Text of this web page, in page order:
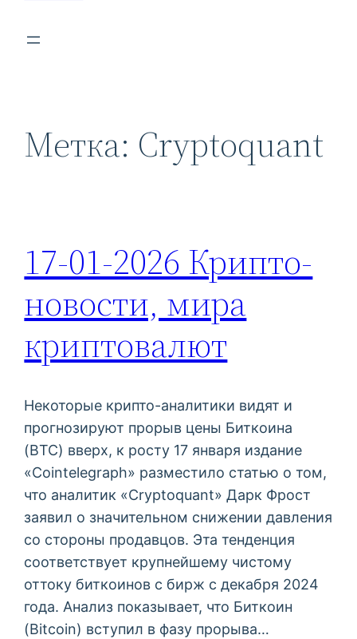
Метка: Cryptoquant
17-01-2026 Крипто-
новости, мира
криптовалют
Некоторые крипто-аналитики видят и
прогнозируют прорыв цены Биткоина
(BTC) вверх, к росту 17 января издание
«Cointelegraph» разместило статью о том,
что аналитик «Cryptoquant» Дарк Фрост
заявил о значительном снижении давления
со стороны продавцов. Эта тенденция
соответствует крупнейшему чистому
оттоку биткоинов с бирж с декабря 2024
года. Анализ показывает, что Биткоин
(Bitcoin) вступил в фазу прорыва…